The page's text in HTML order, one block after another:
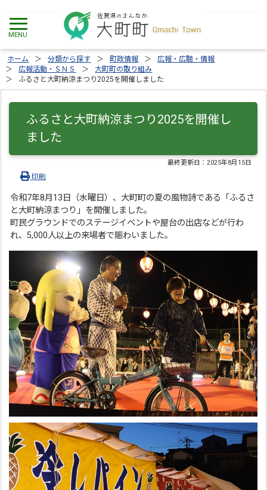
ホーム 分類から探す 町政情報
広報・広聴・情報
広報活動・ＳＮＳ
大町町の取り組み
ふるさと大町納涼まつり2025を開催しました
ふるさと大町納涼まつり2025を開催し
ました
最終更新日：2025年8月15日
印刷
令和7年8月13日（水曜日）、大町町の夏の風物詩である「ふるさ
と大町納涼まつり」を開催しました。
町民グラウンドでのステージイベントや屋台の出店などが行わ
れ、5,000人以上の来場者で賑わいました。